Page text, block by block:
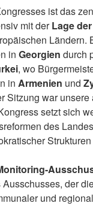
ist das
mit derLage
Ländern.
in Georgien durch
, wo
in Armenien und
Sitzung war
setzt sich
des
Strukturen
der
und